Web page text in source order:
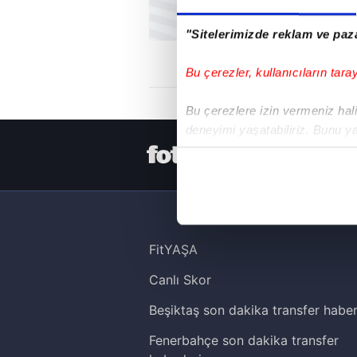
"Sitelerimizde reklam ve
Bu çerezler, kullanıcıların
Bu çerezlere izin vermeniz
deneyimi yaşatabiliriz. Bunu
içerikleri sunabilmek adına
Her halükârda, kullanıcılar,
Sizlere daha iyi bir hizmet
çerezler vasıtasıyla çeşitli
amacıyla kullanılmaktadır.
reklam/pazarlama
Çerezlere ilişkin tercihlerinizi
HER
FitYAŞA
Canlı Skor
Beşiktaş son dakika transfer
Fenerbahçe son dakika transfer